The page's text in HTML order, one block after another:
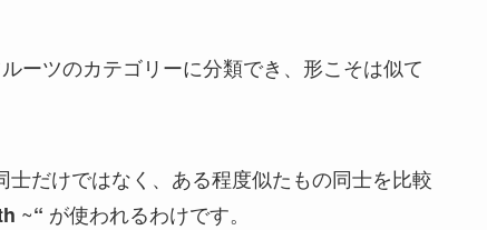
ーツのカテゴリーに分類でき、形こそは似て
だけではなく、ある程度似たもの同士を比較
~“ が使われるわけです。